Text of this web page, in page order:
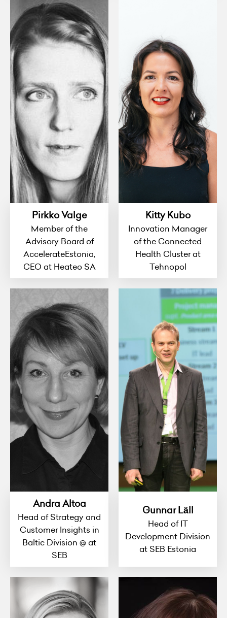
Pirkko Valge
Member of the
Advisory Board of
AccelerateEstonia,
CEO at Heateo SA
Kitty Kubo
Innovation Manager
of the Connected
Health Cluster at
Tehnopol
Andra Altoa
Head of Strategy and
Customer Insights in
Baltic Division @ at
SEB
Gunnar Läll
Head of IT
Development Division
at SEB Estonia